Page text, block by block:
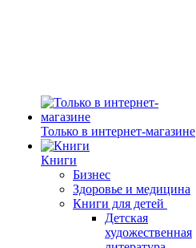
Только в интернет-магазине
Книги
Бизнес
Здоровье и медицина
Книги для детей
Детская
художественная